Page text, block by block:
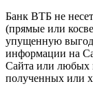
Банк ВТБ не
(прямые или
упущенную
информации на
Сайта или любых
полученных или